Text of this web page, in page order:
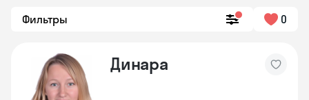
Фильтры 0
Динара